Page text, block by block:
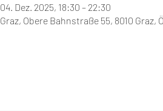
04. Dez. 2025, 18:30 – 22:30
Graz, Obere Bahnstraße 55, 8010 Graz,